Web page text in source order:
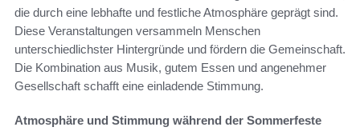
die durch eine lebhafte und festliche Atmosphäre geprägt sind.
Diese Veranstaltungen versammeln Menschen
unterschiedlichster Hintergründe und fördern die Gemeinschaft.
Die Kombination aus Musik, gutem Essen und angenehmer
Gesellschaft schafft eine einladende Stimmung.
Atmosphäre und Stimmung während der Sommerfeste